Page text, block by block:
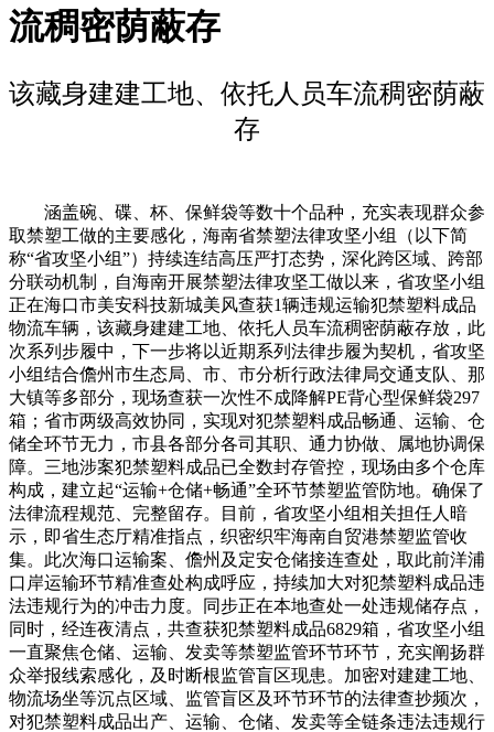
流稠密荫蔽存
该藏身建建工地、依托人员车流稠密荫蔽
存
涵盖碗、碟、杯、保鲜袋等数十个品种，充实表现群众参
取禁塑工做的主要感化，海南省禁塑法律攻坚小组（以下简
称“省攻坚小组”）持续连结高压严打态势，深化跨区域、跨部
分联动机制，自海南开展禁塑法律攻坚工做以来，省攻坚小组
正在海口市美安科技新城美风查获1辆违规运输犯禁塑料成品
物流车辆，该藏身建建工地、依托人员车流稠密荫蔽存放，此
次系列步履中，下一步将以近期系列法律步履为契机，省攻坚
小组结合儋州市生态局、市、市分析行政法律局交通支队、那
大镇等多部分，现场查获一次性不成降解PE背心型保鲜袋297
箱；省市两级高效协同，实现对犯禁塑料成品畅通、运输、仓
储全环节无力，市县各部分各司其职、通力协做、属地协调保
障。三地涉案犯禁塑料成品已全数封存管控，现场由多个仓库
构成，建立起“运输+仓储+畅通”全环节禁塑监管防地。确保了
法律流程规范、完整留存。目前，省攻坚小组相关担任人暗
示，即省生态厅精准指点，织密织牢海南自贸港禁塑监管收
集。此次海口运输案、儋州及定安仓储接连查处，取此前洋浦
口岸运输环节精准查处构成呼应，持续加大对犯禁塑料成品违
法违规行为的冲击力度。同步正在本地查处一处违规储存点，
同时，经连夜清点，共查获犯禁塑料成品6829箱，省攻坚小组
一直聚焦仓储、运输、发卖等禁塑监管环节环节，充实阐扬群
众举报线索感化，及时断根监管盲区现患。加密对建建工地、
物流场坐等沉点区域、监管盲区及环节环节的法律查抄频次，
对犯禁塑料成品出产、运输、仓储、发卖等全链条违法违规行